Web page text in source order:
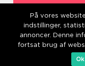
På vores
indstillinger,
annoncer. Denne
fortsat brug af
Ok